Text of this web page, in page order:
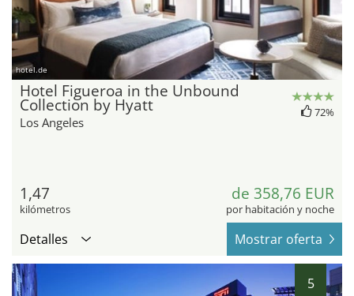
hotel.de
Hotel Figueroa in the Unbound
Collection by Hyatt
Los Angeles
72%
1,47
kilómetros
de 358,76 EUR
por habitación y noche
Detalles Mostrar oferta
5